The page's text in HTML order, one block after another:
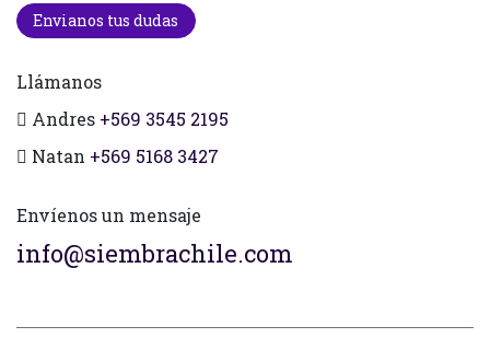
Envianos tus dudas
Llámanos
Andres +569 3545 2195
Natan +569 5168 3427
Envíenos un mensaje
info@siembrachile.com